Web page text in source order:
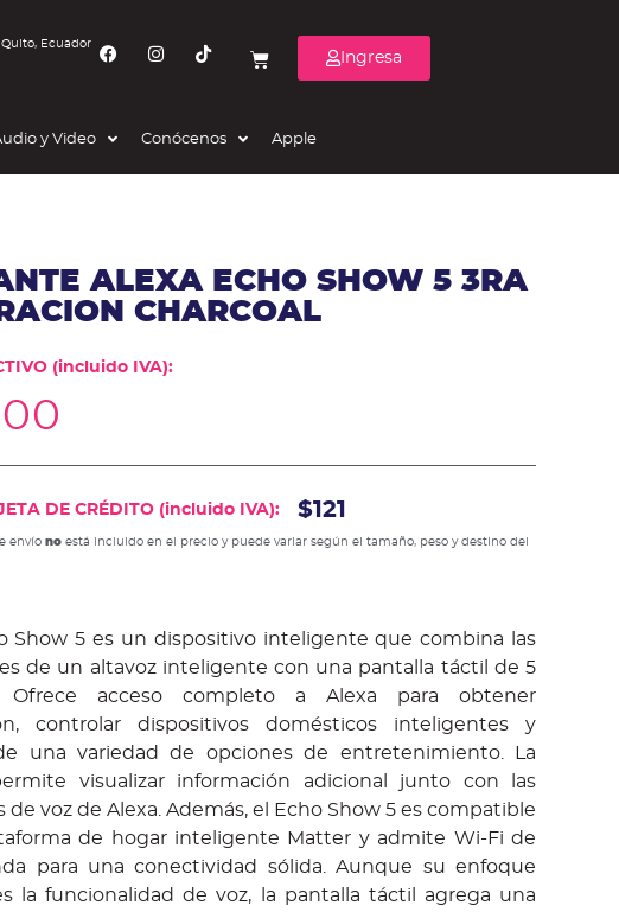
Quito, Ecuador
Ingresa
y Video Conócenos Apple
ALEXA ECHO SHOW 5 3RA
CHARCOAL
(incluido IVA):
DE CRÉDITO (incluido IVA): $121
envío noestá incluido en el precio y puede variar según el tamaño, peso y destino del
Show 5 es un dispositivo inteligente que combina las
de un altavoz inteligente con una pantalla táctil de 5
Ofrece acceso completo a Alexa para obtener
controlar dispositivos domésticos inteligentes y
una variedad de opciones de entretenimiento. La
visualizar información adicional junto con las
de voz de Alexa. Además, el Echo Show 5 es compatible
de hogar inteligente Matter y admite Wi-Fi de
para una conectividad sólida. Aunque su enfoque
la funcionalidad de voz, la pantalla táctil agrega una